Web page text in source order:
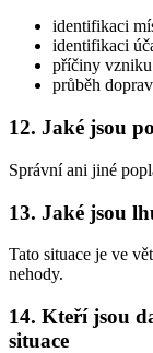
identifikaci
identifikaci
příčiny
průběh
12. Jaké jsou
Správní ani jiné
13. Jaké jsou
Tato situace je ve
nehody.
14. Kteří jsou
situace